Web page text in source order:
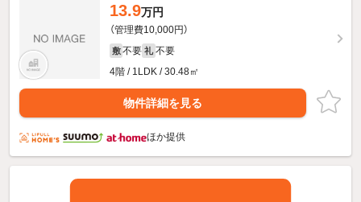
13.9万円
（管理費10,000円）
敷 不要 礼 不要
4階 / 1LDK / 30.48㎡
物件詳細を見る
ほか提供